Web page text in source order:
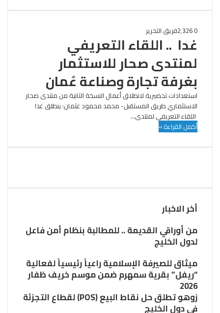
فريق التحرير 0
غدا .. اللقاء التعريفي
لمنتدى صحار للاستثمار
بغرفة تجارة وصناعة عُمان
استعدادات تحضيرية لانطلاق أعمال النسخة الثانية من منتدى صحار
الاستثماري طريق المستقبل- محمد محمود عثمان: ينطلق غدا
اللقاء التعريفي لمنتدى…
أكمل القراءة »
أخر الاخبار
من أوراقي القديمة .. للمطالبة بنظام أمن فاعل
لدول الخليج
ميثاق للصيرفة الإسلامية راعياً رئيسياً لفعالية
“ريفل” بقرية سمهرم ضمن موسم خريف ظفار
2026
زوهو تطلق حل نقاط البيع (POS) لقطاع التجزئة
في دول الخليج